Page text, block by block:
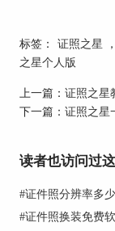
标签： 证照之星 ，
之星个人版
上一篇： 证照之星
下一篇： 证照之星
读者也访问过
#证件照分辨率多
#证件照换装免费